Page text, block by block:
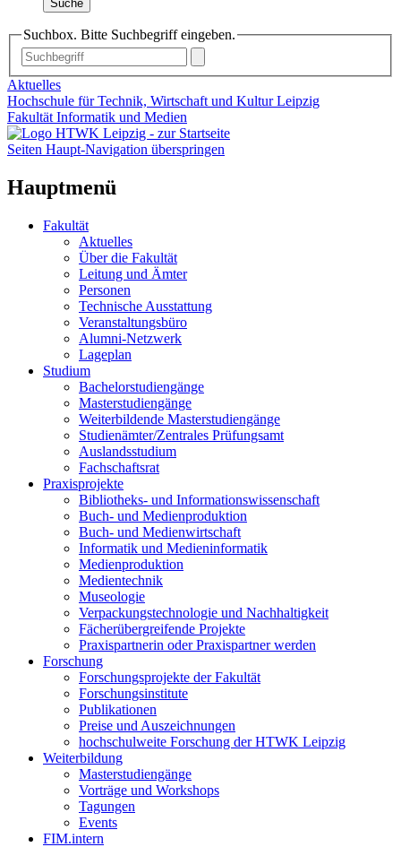
Suche
Suchbox. Bitte Suchbegriff eingeben.
Aktuelles
Hochschule für Technik, Wirtschaft und Kultur Leipzig
Fakultät Informatik und Medien
Seiten Haupt-Navigation überspringen
Hauptmenü
Fakultät
Aktuelles
Über die Fakultät
Leitung und Ämter
Personen
Technische Ausstattung
Veranstaltungsbüro
Alumni-Netzwerk
Lageplan
Studium
Bachelorstudiengänge
Masterstudiengänge
Weiterbildende Masterstudiengänge
Studienämter/Zentrales Prüfungsamt
Auslandsstudium
Fachschaftsrat
Praxisprojekte
Bibliotheks- und Informationswissenschaft
Buch- und Medienproduktion
Buch- und Medienwirtschaft
Informatik und Medieninformatik
Medienproduktion
Medientechnik
Museologie
Verpackungstechnologie und Nachhaltigkeit
Fächerübergreifende Projekte
Praxispartnerin oder Praxispartner werden
Forschung
Forschungsprojekte der Fakultät
Forschungsinstitute
Publikationen
Preise und Auszeichnungen
hochschulweite Forschung der HTWK Leipzig
Weiterbildung
Masterstudiengänge
Vorträge und Workshops
Tagungen
Events
FIM.intern